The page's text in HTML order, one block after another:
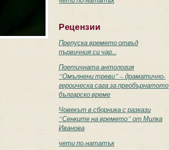
Рецензии
Препуска времето отвъд
първичния си чар...
Поетичната антология
“Омълнени треви” – драматично-
героическа сага за преобърнатото
българско време
Човекът в сборника с разкази
“Сенките на времето” от Милка
Иванова
чети по-нататък